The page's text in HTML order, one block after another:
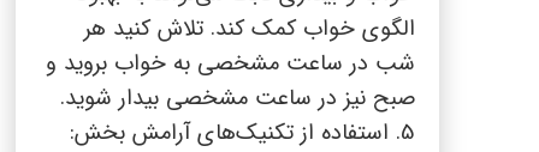
الگوی خواب کمک کند. تلاش کنید هر
شب در ساعت مشخصی به خواب بروید و
صبح نیز در ساعت مشخصی بیدار شوید.
5. استفاده از تکنیک‌های آرامش بخش: